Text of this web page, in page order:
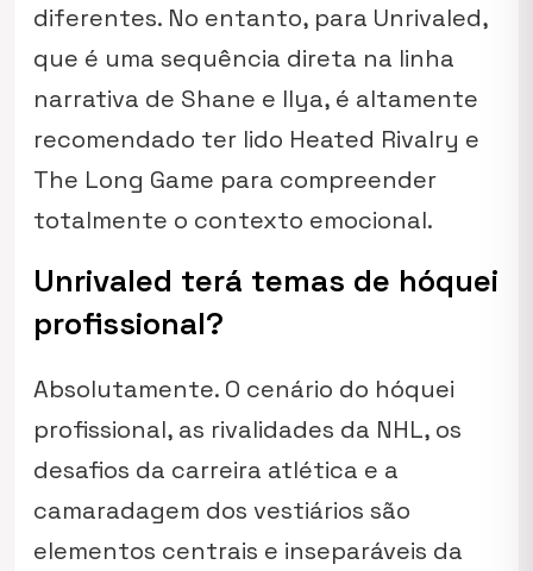
diferentes. No entanto, para Unrivaled,
que é uma sequência direta na linha
narrativa de Shane e Ilya, é altamente
recomendado ter lido Heated Rivalry e
The Long Game para compreender
totalmente o contexto emocional.
Unrivaled terá temas de hóquei
profissional?
Absolutamente. O cenário do hóquei
profissional, as rivalidades da NHL, os
desafios da carreira atlética e a
camaradagem dos vestiários são
elementos centrais e inseparáveis da